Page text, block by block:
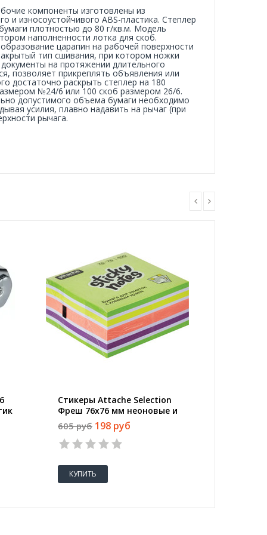
компоненты изготовлены из
и износоустойчивого ABS-пластика. Степлер
плотностью до 80 г/кв.м. Модель
наполненности лотка для скоб.
царапин на рабочей поверхности
тип сшивания, при котором ножки
на протяжении длительного
позволяет прикреплять объявления или
достаточно раскрыть степлер на 180
№24/6 или 100 скоб размером 26/6.
допустимого объема бумаги необходимо
усилия, плавно надавить на рычаг (при
рычага.
Стикеры Attache Selection
Фреш 76х76 мм неоновые и
пастельные 5 цветов (1 блок,
400 листов)
605 руб 198 руб
КУПИТЬ